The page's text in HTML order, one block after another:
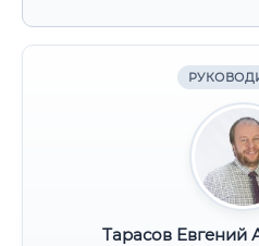
Тарасов Евгений